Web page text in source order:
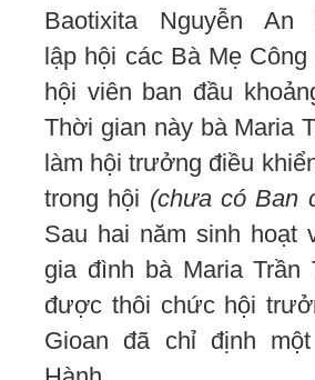
Baotixita Nguyễn An
lập hội các Bà Mẹ
hội viên ban đầu
Thời gian này bà Maria
làm hội trưởng điều
trong hội (chưa có Ban
Sau hai năm sinh hoạt
gia đình bà Maria Trần
được thôi chức hội
Gioan đã chỉ định